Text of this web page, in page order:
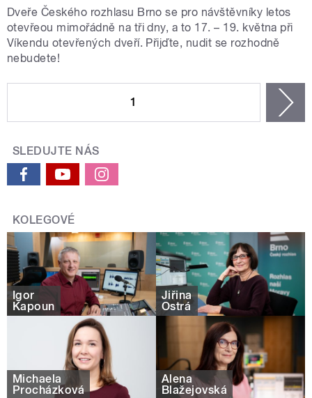
Dveře Českého rozhlasu Brno se pro návštěvníky letos
otevřeou mimořádně na tři dny, a to 17. – 19. května při
Víkendu otevřených dveří. Přijďte, nudit se rozhodně
nebudete!
1
SLEDUJTE NÁS
KOLEGOVÉ
Igor
Kapoun
Jiřina
Ostrá
Michaela
Procházková
Alena
Blažejovská